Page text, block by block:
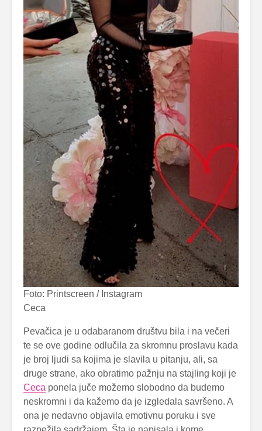
Foto: Printscreen / Instagram
Ceca
Pevačica je u odabaranom društvu bila i na večeri
te se ove godine odlučila za skromnu proslavu kada
je broj ljudi sa kojima je slavila u pitanju, ali, sa
druge strane, ako obratimo pažnju na stajling koji je
Ceca ponela juče možemo slobodno da budemo
neskromni i da kažemo da je izgledala savršeno. A
ona je nedavno objavila emotivnu poruku i sve